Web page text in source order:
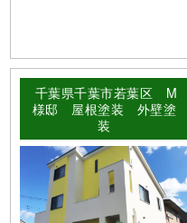
千葉県千葉市若葉区 M
様邸 屋根塗装 外壁塗
装